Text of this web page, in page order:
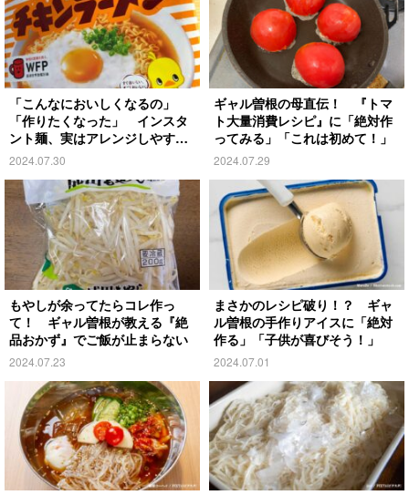
「こんなにおいしくなるの」
「作りたくなった」 インスタ
ント麺、実はアレンジしやす
い！
2024.07.30
ギャル曽根の母直伝！ 『トマ
ト大量消費レシピ』に「絶対作
ってみる」「これは初めて！」
2024.07.29
もやしが余ってたらコレ作っ
て！ ギャル曽根が教える『絶
品おかず』でご飯が止まらない
2024.07.23
まさかのレシピ破り！？ ギャ
ル曽根の手作りアイスに「絶対
作る」「子供が喜びそう！」
2024.07.01